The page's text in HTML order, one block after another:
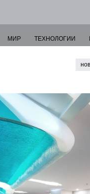
МИР ТЕХНОЛОГИИ